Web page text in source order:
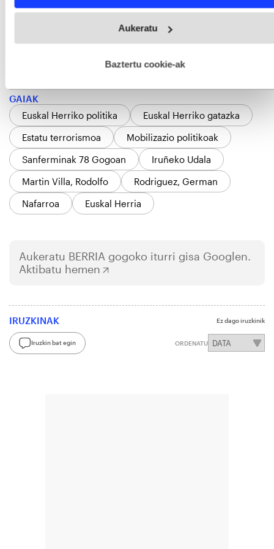
fitxategiak erabiltzen ditu. Zure esperientzia eta zerbitzuak
esplizitua ematen diguzu.Gehiago irakurri
Aukeratu
Baztertu cookie-ak
GAIAK
Euskal Herriko politika
Euskal Herriko gatazka
Estatu terrorismoa
Mobilizazio politikoak
Sanferminak 78 Gogoan
Iruñeko Udala
Martin Villa, Rodolfo
Rodriguez, German
Nafarroa
Euskal Herria
Aukeratu BERRIA gogoko iturri gisa Googlen.
Aktibatu hemen
IRUZKINAK Ez dago iruzkinik
Iruzkin bat egin ORDENATU